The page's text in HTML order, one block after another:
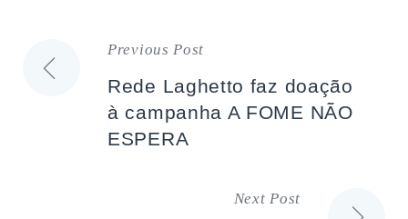
Navegação
Previous Post
Rede Laghetto faz doação
à campanha A FOME NÃO
ESPERA
Next Post